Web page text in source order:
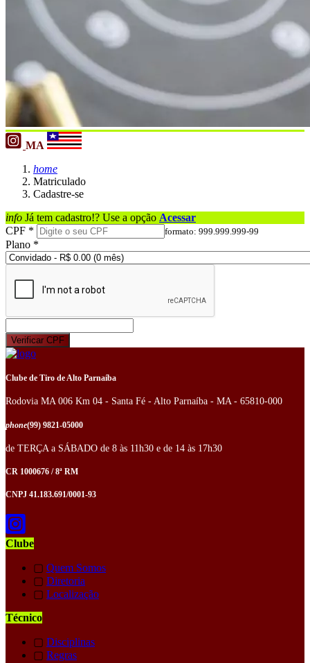
MA
home
Matriculado
Cadastre-se
info Já tem cadastro!? Use a opção Acessar
CPF *
formato: 999.999.999-99
Plano *
Clube de Tiro de Alto Parnaíba
Rodovia MA 006 Km 04 - Santa Fé - Alto Parnaíba - MA - 65810-000
phone(99) 9821-05000
de TERÇA a SÁBADO de 8 às 11h30 e de 14 às 17h30
CR 1000676 / 8ª RM
CNPJ 41.183.691/0001-93
Clube
▢ Quem Somos
▢ Diretoria
▢ Localização
Técnico
▢ Disciplinas
▢ Regras